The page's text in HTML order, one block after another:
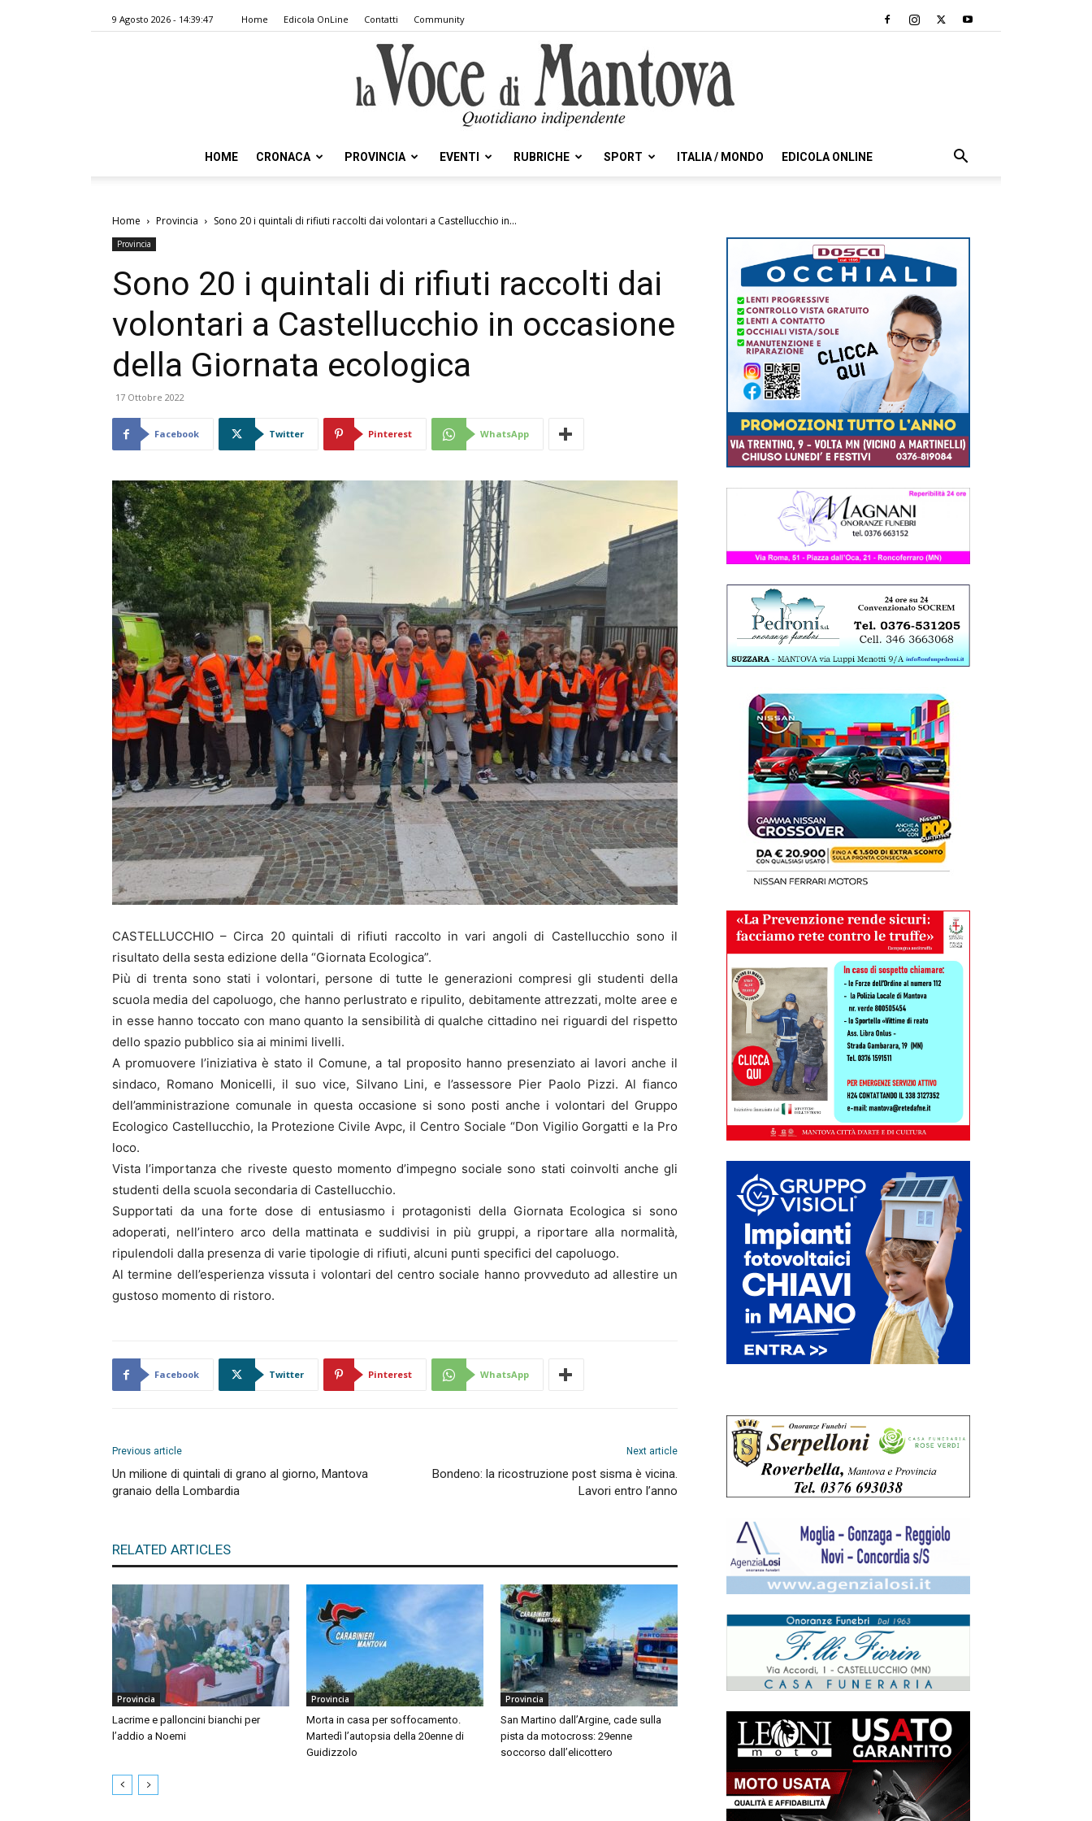
9 Agosto 2026 - 14:39:47 Home Edicola OnLine Contatti Community
Voce
Mantova
HOME CRONACA PROVINCIA EVENTI RUBRICHE SPORT ITALIA / MONDO EDICOLA ONLINE
Home Provincia Sono 20 i quintali di rifiuti raccolti dai volontari a Castellucchio in...
Provincia
Sono 20 i quintali di rifiuti raccolti dai
volontari a Castellucchio in occasione
della Giornata ecologica
17 Ottobre 2022
Facebook Twitter Pinterest WhatsApp
CASTELLUCCHIO – Circa 20 quintali di rifiuti raccolto in vari angoli di Castellucchio sono il
risultato della sesta edizione della “Giornata Ecologica”.
Più di trenta sono stati i volontari, persone di tutte le generazioni compresi gli studenti della
scuola media del capoluogo, che hanno perlustrato e ripulito, debitamente attrezzati, molte aree e
in esse hanno toccato con mano quanto la sensibilità di qualche cittadino nei riguardi del rispetto
dello spazio pubblico sia ai minimi livelli.
A promuovere l’iniziativa è stato il Comune, a tal proposito hanno presenziato ai lavori anche il
sindaco, Romano Monicelli, il suo vice, Silvano Lini, e l’assessore Pier Paolo Pizzi. Al fianco
dell’amministrazione comunale in questa occasione si sono posti anche i volontari del Gruppo
Ecologico Castellucchio, la Protezione Civile Avpc, il Centro Sociale “Don Vigilio Gorgatti e la Pro
loco.
Vista l’importanza che riveste questo momento d’impegno sociale sono stati coinvolti anche gli
studenti della scuola secondaria di Castellucchio.
Supportati da una forte dose di entusiasmo i protagonisti della Giornata Ecologica si sono
adoperati, nell’intero arco della mattinata e suddivisi in più gruppi, a riportare alla normalità,
ripulendoli dalla presenza di varie tipologie di rifiuti, alcuni punti specifici del capoluogo.
Al termine dell’esperienza vissuta i volontari del centro sociale hanno provveduto ad allestire un
gustoso momento di ristoro.
Facebook Twitter Pinterest WhatsApp
Previous article
Un milione di quintali di grano al giorno, Mantova
granaio della Lombardia
Next article
Bondeno: la ricostruzione post sisma è vicina.
Lavori entro l’anno
RELATED ARTICLES
Provincia
Lacrime e palloncini bianchi per
l’addio a Noemi
Provincia
Morta in casa per soffocamento.
Martedì l’autopsia della 20enne di
Guidizzolo
Provincia
San Martino dall’Argine, cade sulla
pista da motocross: 29enne
soccorso dall’elicottero